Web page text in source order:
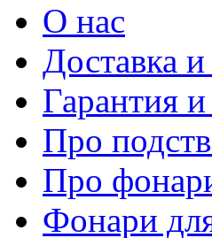
О нас
Доставка
Гарантия и
Про
Про
Фонари